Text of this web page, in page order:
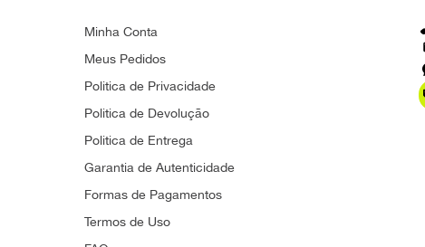
Minha Conta
Meus Pedidos
Politica de Privacidade
Politica de Devolução
Politica de Entrega
Garantia de Autenticidade
Formas de Pagamentos
Termos de Uso